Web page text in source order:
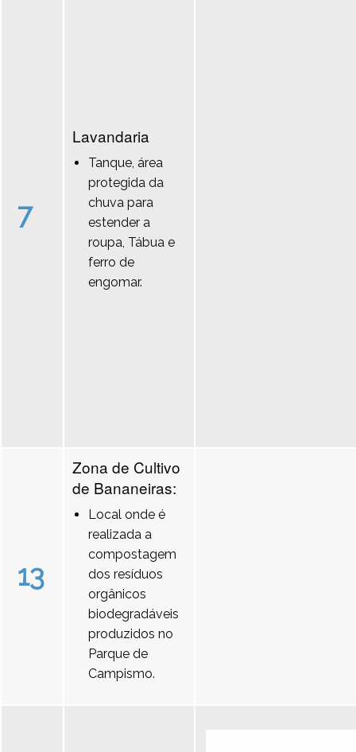
7
Lavandaria
Tanque, área
protegida da
chuva para
estender a
roupa, Tábua e
ferro de
engomar.
13
Zona de Cultivo
de Bananeiras:
Local onde é
realizada a
compostagem
dos resíduos
orgânicos
biodegradáveis
produzidos no
Parque de
Campismo.